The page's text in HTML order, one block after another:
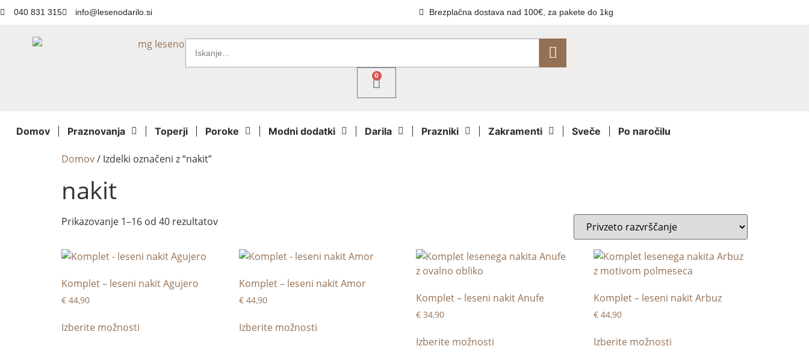
040 831 315 info@lesenodarilo.si Brezplačna dostava nad 100€, za pakete do 1kg
0
Domov Praznovanja Toperji Poroke Modni dodatki Darila Prazniki Zakramenti Sveče Po naročilu
Domov/ Izdelki označeni z “nakit”
nakit
Prikazovanje 1–16 od 40 rezultatov
Komplet – leseni nakit Agujero
€ 44,90
Izberite možnosti
Komplet – leseni nakit Amor
€44,90
Izberite možnosti
Komplet – leseni nakit Anufe
€ 34,90
Izberite možnosti
Komplet – leseni nakit Arbuz
€ 44,90
Izberite možnosti